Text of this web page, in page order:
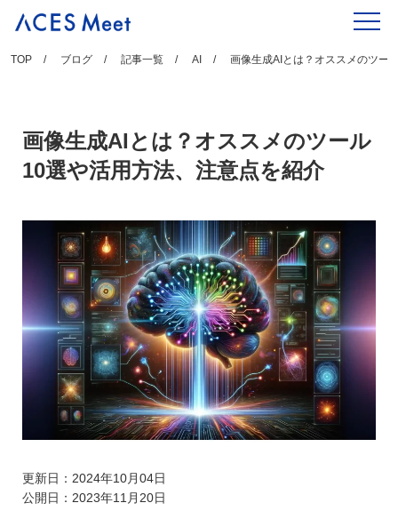
content
TOP ブログ 記事一覧 AI 画像生成AIとは？オススメのツー
画像生成AIとは？オススメのツール
10選や活用方法、注意点を紹介
更新日：2024年10月04日
公開日：2023年11月20日